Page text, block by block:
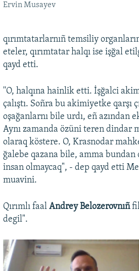
Ervin Musayev
qırımtatarlarnıñ temsiliy
eteler, qırımtatar halqı ise işğal
qayd etti.
''O, halqına hainlik etti. İşğalci
çalıştı. Soñra bu akimiyetke qarşı
oşağanlarnı bile urdı, eñ azından
Aynı zamanda özüni teren dindar
olaraq köstere. O, Krasnodar
ğalebe qazana bile, amma bundan
insan olmaycaq", - dep qayd etti
muavini.
Qırımlı faalAndrey Belozerovnıñ
degil".